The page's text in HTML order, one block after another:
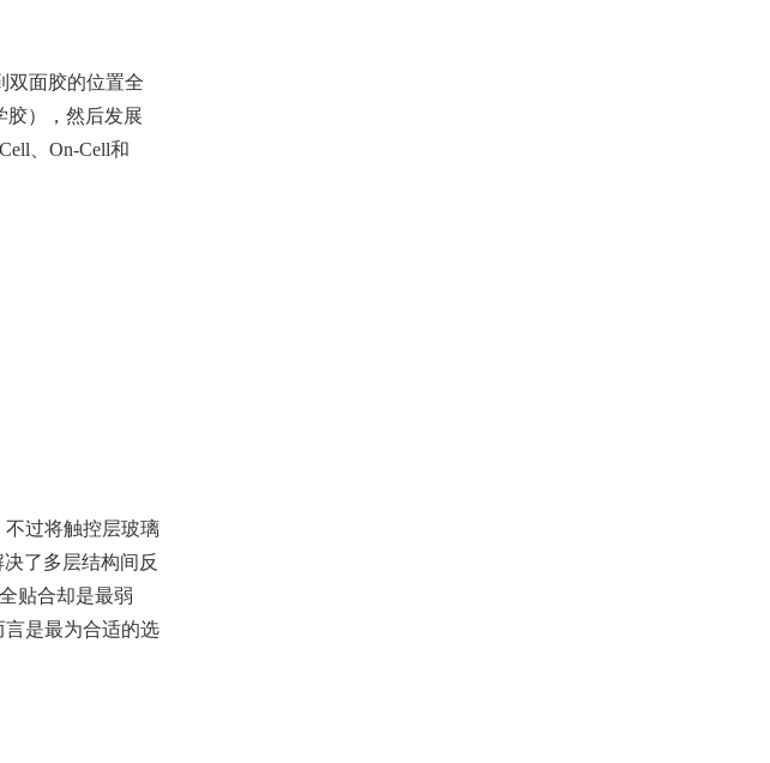
双面胶的位置全
胶），然后发展
、On-Cell和
过将触控层玻璃
了多层结构间反
贴合却是最弱
言是最为合适的选